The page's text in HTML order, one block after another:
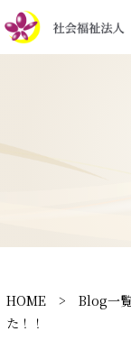
HOME > Blog一
た！！